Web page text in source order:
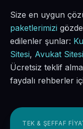
Size en uygun
paketlerimizi
edilenler şunlar:
Sitesi, Avukat Sitesi
Ücretsiz teklif
faydalı rehberler
TEK & ŞEFFAF